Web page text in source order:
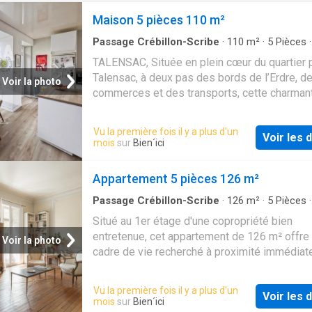
Voir la photo
Maison 5 pièces 110 m²
Passage Crébillon-Scribe · 110 m² · 5 Pièces ·
TALENSAC, Située en plein cœur du quartier
Talensac, à deux pas des bords de l’Erdre,
commerces et des transports, cette
habitables) allie confort et emplacement
Agencement: RDC: •Belle pièce de vie avec
cheminée fonctionnelle •Cuisine aménagée
lave-linge •Petit patio/terrasse, parfait pour
de l’extérieur en toute intimité Étage 1: •Palier
desservant 2 chambres •Salle de bains avec
•WC indépendant Dernier étage: •Chambre
spacieuse •Bureau •Dressing •Salle d’eau
Cette maison offre un cadre de vie agréable,
Proche des commerces, des transports et
promenades au bord de l’Erdre, elle séduira
Vu la première fois il y a plus d'un
mois sur Bien´ici Voir les
Voir la photo
Appartement 5 pièces 126 m²
Passage Crébillon-Scribe · 126 m² · 5 Pièces ·
Situé au 1er étage d'une copropriété bien
entretenue, cet appartement de 126 m² offre
cadre de vie recherché à proximité
d'un w.c indépendant, d'un salon et d'une
manger offrant de beaux volumes de
Vu la première fois il y a plus d'un
mois sur Bien´ici Voir les